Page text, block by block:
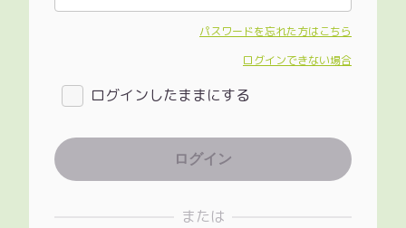
パスワードを忘れた方はこちら
ログインできない場合
ログインしたままにする
または